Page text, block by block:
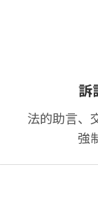
訴
法的助言、
強